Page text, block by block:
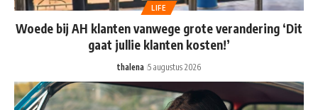
LIFE
Woede bij AH klanten vanwege grote verandering ‘Dit
gaat jullie klanten kosten!’
thalena 5 augustus 2026